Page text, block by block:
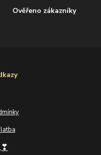
Ověřeno zákazníky
❣